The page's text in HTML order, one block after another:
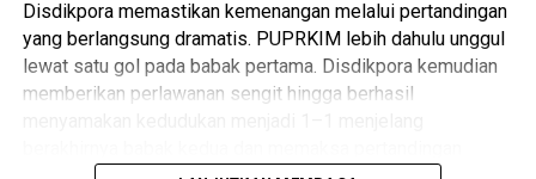
Disdikpora memastikan kemenangan melalui pertandingan
yang berlangsung dramatis. PUPRKIM lebih dahulu unggul
lewat satu gol pada babak pertama. Disdikpora kemudian
memberikan perlawanan sengit hingga berhasil